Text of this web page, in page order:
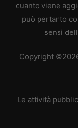
quanto viene
può pertanto
sensi
Copyright
Le attività